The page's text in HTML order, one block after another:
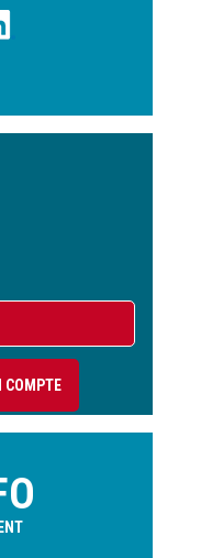
COMPTE